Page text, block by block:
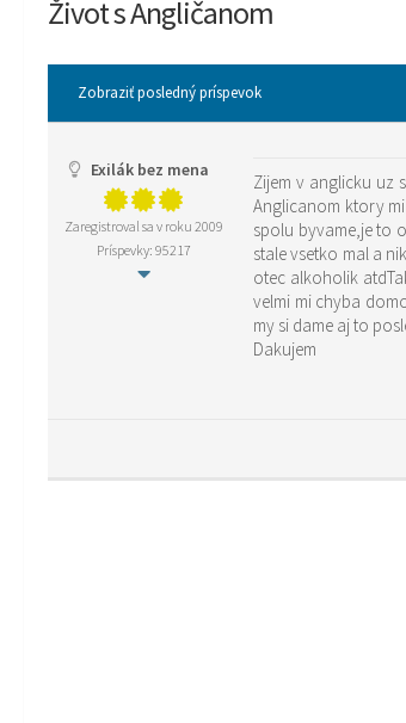
Život s Angličanom
Zobraziť posledný príspevok
Exilák bez mena
Zaregistroval sa v roku 2009
Príspevky: 95217
Zijem v anglicku uz
Anglicanom ktory
spolu byvame,je to
stale vsetko mal a
otec alkoholik
velmi mi chyba
my si dame aj to
Dakujem